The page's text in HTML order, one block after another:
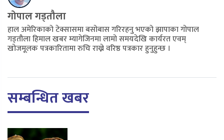
गोपाल गड्तौला
हाल अमेरिकाको टेक्सासमा बसोबास गरिरहनु भएको झापाका गोपाल
गड्तौला हिमाल खबर म्यागेजिनमा लामो समयदेखि कार्यरत एवम्
खोजमूलक पत्रकारितामा रुचि राख्ने वरिष्ठ पत्रकार हुनुहुन्छ ।
सम्बन्धित खबर